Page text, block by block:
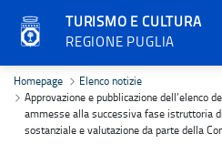
TURISMO E CULTURA
REGIONE PUGLIA
Approvazione e pubblicazione
Homepage
Elenco notizie
Approvazione e pubblicazione dell’elenco
ammesse alla successiva fase istruttoria
sostanziale e valutazione da parte della